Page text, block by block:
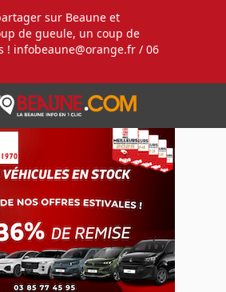
sur Beaune et
de gueule, un coup de
! infobeaune@orange.fr / 06